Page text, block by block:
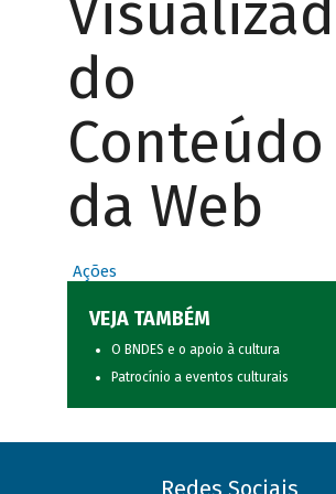
do
Conteúdo
da Web
Ações
VEJA TAMBÉM
O BNDES e o apoio à cultura
Patrocínio a eventos culturais
Redes Sociais